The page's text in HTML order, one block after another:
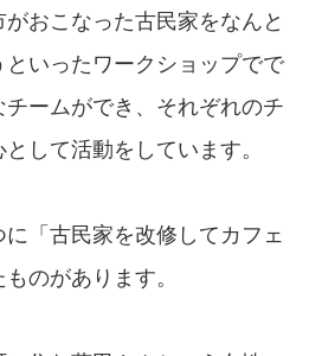
おこなった古民家をなんと
いったワークショップでで
チームができ、それぞれのチ
して活動をしています。
「古民家を改修してカフェ
のがあります。